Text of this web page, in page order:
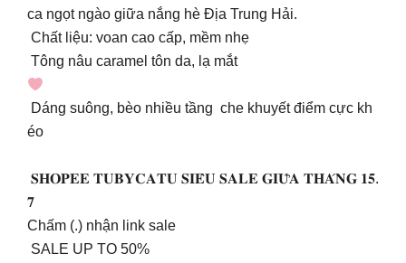
ca ngọt ngào giữa nắng hè Địa Trung Hải.
Chất liệu: voan cao cấp, mềm nhẹ
Tông nâu caramel tôn da, lạ mắt
Dáng suông, bèo nhiều tầng che khuyết điểm cực kh
éo
𝐒𝐇𝐎𝐏𝐄𝐄 𝐓𝐔𝐁𝐘𝐂𝐀𝐓𝐔 𝐒𝐈𝐄̂𝐔 𝐒𝐀𝐋𝐄 𝐆𝐈𝐔̛̃𝐀 𝐓𝐇𝐀́𝐍𝐆 𝟏𝟓.
𝟕
Chấm (.) nhận link sale
SALE UP TO 50%